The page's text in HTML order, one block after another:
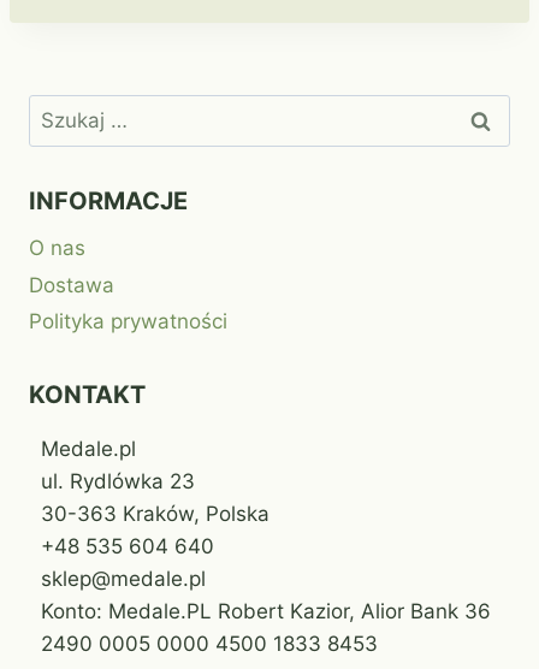
Szukaj:
INFORMACJE
O nas
Dostawa
Polityka prywatności
KONTAKT
Medale.pl
ul. Rydlówka 23
30-363 Kraków, Polska
+48 535 604 640
sklep@medale.pl
Konto: Medale.PL Robert Kazior, Alior Bank 36
2490 0005 0000 4500 1833 8453